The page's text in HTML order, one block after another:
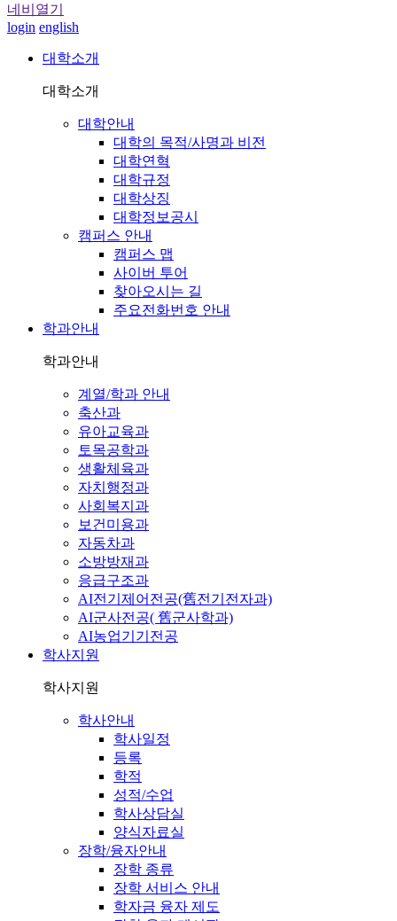
네비열기
login english
대학소개
대학소개
대학안내
대학의 목적/사명과 비전
대학연혁
대학규정
대학상징
대학정보공시
캠퍼스 안내
캠퍼스 맵
사이버 투어
찾아오시는 길
주요전화번호 안내
학과안내
학과안내
계열/학과 안내
축산과
유아교육과
토목공학과
생활체육과
자치행정과
사회복지과
보건미용과
자동차과
소방방재과
응급구조과
AI전기제어전공(舊전기전자과)
AI군사전공( 舊군사학과)
AI농업기기전공
학사지원
학사지원
학사안내
학사일정
등록
학적
성적/수업
학사상담실
양식자료실
장학/융자안내
장학 종류
장학 서비스 안내
학자금 융자 제도